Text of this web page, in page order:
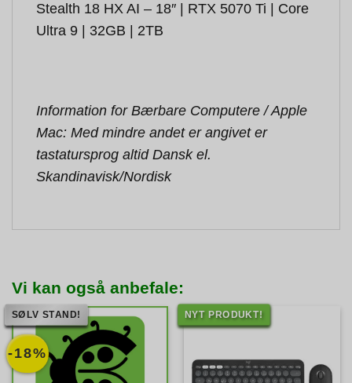
Stealth 18 HX AI – 18″ | RTX 5070 Ti | Core
Ultra 9 | 32GB | 2TB
Information for Bærbare Computere / Apple
Mac: Med mindre andet er angivet er
tastatursprog altid Dansk el.
Skandinavisk/Nordisk
Vi kan også anbefale:
-18%
SØLV STAND! NYT PRODUKT!